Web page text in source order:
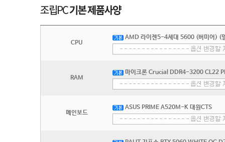
CPU
AMD 라이젠5-4세대 5600 (버미어) (
RAM
마이크론 Crucial DDR4-3200 CL22
메인보드
ASUS PRIME A520M-K 대원CTS